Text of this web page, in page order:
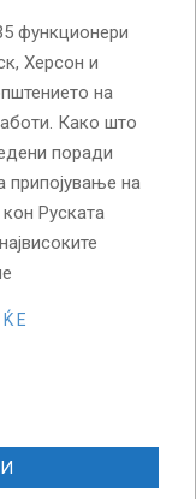
функционери
Херсон и
на
Како што
поради
на
Руската